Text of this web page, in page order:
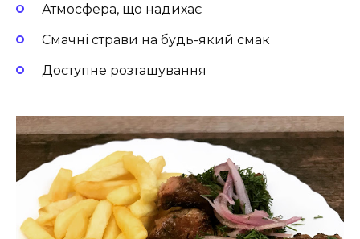
Атмосфера, що надихає
Смачні страви на будь-який смак
Доступне розташування